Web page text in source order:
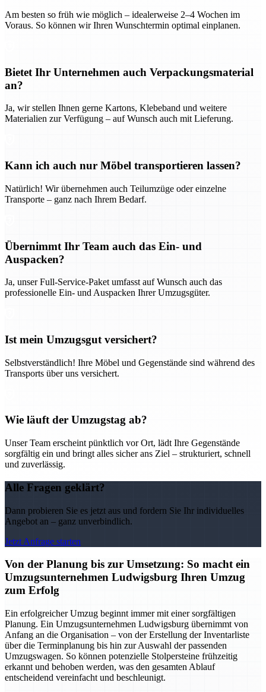
Am besten so früh wie möglich – idealerweise 2–4 Wochen im
Voraus. So können wir Ihren Wunschtermin optimal einplanen.
Bietet Ihr Unternehmen auch Verpackungsmaterial
an?
Ja, wir stellen Ihnen gerne Kartons, Klebeband und weitere
Materialien zur Verfügung – auf Wunsch auch mit Lieferung.
Kann ich auch nur Möbel transportieren lassen?
Natürlich! Wir übernehmen auch Teilumzüge oder einzelne
Transporte – ganz nach Ihrem Bedarf.
Übernimmt Ihr Team auch das Ein- und
Auspacken?
Ja, unser Full-Service-Paket umfasst auf Wunsch auch das
professionelle Ein- und Auspacken Ihrer Umzugsgüter.
Ist mein Umzugsgut versichert?
Selbstverständlich! Ihre Möbel und Gegenstände sind während des
Transports über uns versichert.
Wie läuft der Umzugstag ab?
Unser Team erscheint pünktlich vor Ort, lädt Ihre Gegenstände
sorgfältig ein und bringt alles sicher ans Ziel – strukturiert, schnell
und zuverlässig.
Alle Fragen geklärt?
Dann probieren Sie es jetzt aus und fordern Sie Ihr individuelles
Angebot an – ganz unverbindlich.
Jetzt Anfrage starten
Von der Planung bis zur Umsetzung: So macht ein
Umzugsunternehmen Ludwigsburg Ihren Umzug
zum Erfolg
Ein erfolgreicher Umzug beginnt immer mit einer sorgfältigen
Planung. Ein Umzugsunternehmen Ludwigsburg übernimmt von
Anfang an die Organisation – von der Erstellung der Inventarliste
über die Terminplanung bis hin zur Auswahl der passenden
Umzugswagen. So können potenzielle Stolpersteine frühzeitig
erkannt und behoben werden, was den gesamten Ablauf
entscheidend vereinfacht und beschleunigt.